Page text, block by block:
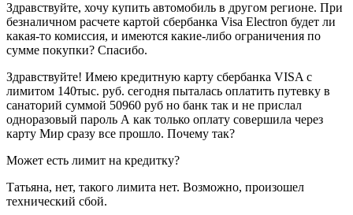
Здравствуйте, хочу купить автомобиль в другом регионе. При
безналичном расчете картой сбербанка Visa Electron будет ли
какая-то комиссия, и имеются какие-либо ограничения по
сумме покупки? Спасибо.
Здравствуйте! Имею кредитную карту сбербанка VISA с
лимитом 140тыс. руб. сегодня пыталась оплатить путевку в
санаторий суммой 50960 руб но банк так и не прислал
одноразовый пароль А как только оплату совершила через
карту Мир сразу все прошло. Почему так?
Может есть лимит на кредитку?
Татьяна, нет, такого лимита нет. Возможно, произошел
технический сбой.